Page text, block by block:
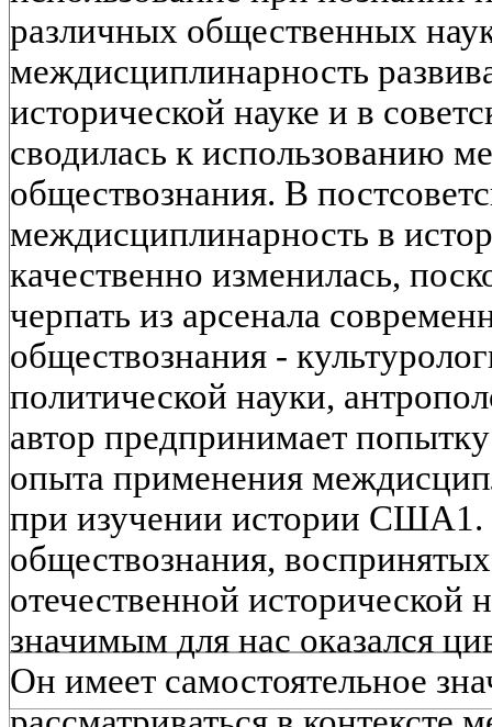
различных общественных
междисциплинарность
исторической науке и в
сводилась к использованию
обществознания. В
междисциплинарность в
качественно изменилась,
черпать из арсенала
обществознания -
политической науки,
автор предпринимает
опыта применения
при изучении истории США1.
обществознания,
отечественной исторической
значимым для нас оказался
Он имеет самостоятельное